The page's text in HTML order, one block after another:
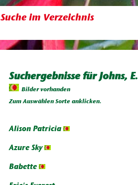
Suche im Verzeichnis
Suchergebnisse für Johns, E.
Bilder vorhanden
Zum Auswählen Sorte anklicken.
Alison Patricia
Azure Sky
Babette